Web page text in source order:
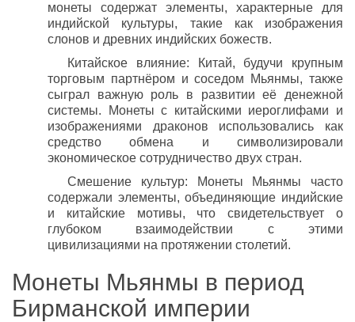
монеты содержат элементы, характерные для
индийской культуры, такие как изображения
слонов и древних индийских божеств.
Китайское влияние: Китай, будучи крупным
торговым партнёром и соседом Мьянмы, также
сыграл важную роль в развитии её денежной
системы. Монеты с китайскими иероглифами и
изображениями драконов использовались как
средство обмена и символизировали
экономическое сотрудничество двух стран.
Смешение культур: Монеты Мьянмы часто
содержали элементы, объединяющие индийские
и китайские мотивы, что свидетельствует о
глубоком взаимодействии с этими
цивилизациями на протяжении столетий.
Монеты Мьянмы в период
Бирманской империи